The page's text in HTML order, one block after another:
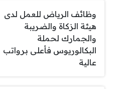
وظائف الرياض للعمل لدى
هيئة الزكاة والضريبة
والجمارك لحملة
البكالوريوس فأعلى برواتب
عالية